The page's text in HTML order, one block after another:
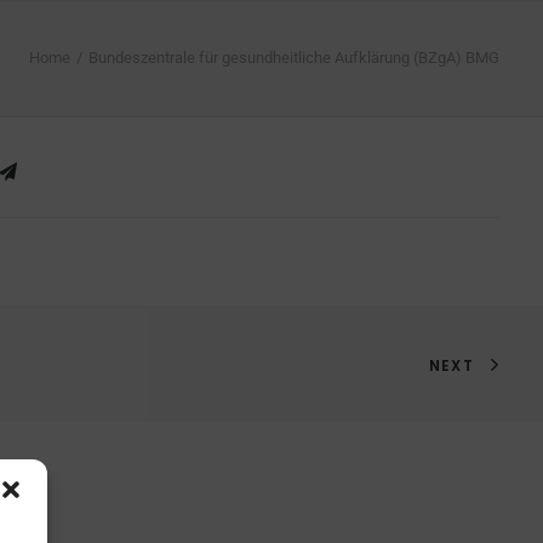
Home Bundeszentrale für gesundheitliche Aufklärung (BZgA) BMG
NEXT